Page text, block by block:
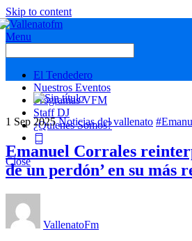
Skip to content
Menu
El Tendedero
Nuestros Eventos
Programas VFM
Staff DJ
¿Quienes Somos?
Close
1 Sep 2025 Noticias del vallenato
Emanuel Corrales
de un perdón’ en su más
VallenatoFm